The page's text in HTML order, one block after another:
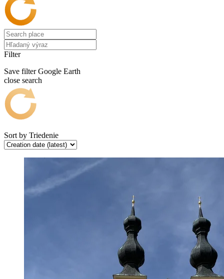
Filter
Save filter Google Earth
close search
Sort by Triedenie